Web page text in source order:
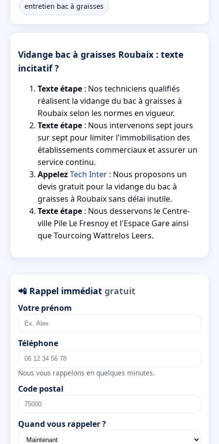
entretien bac à graisses
Vidange bac à graisses Roubaix : texte
incitatif ?
Texte étape : Nos techniciens qualifiés
réalisent la vidange du bac à graisses à
Roubaix selon les normes en vigueur.
Texte étape : Nous intervenons sept jours
sur sept pour limiter l'immobilisation des
établissements commerciaux et assurer un
service continu.
AppelezTech Inter : Nous proposons un
devis gratuit pour la vidange du bac à
graisses à Roubaix sans délai inutile.
Texte étape : Nous desservons le Centre-
ville Pile Le Fresnoy et l'Espace Gare ainsi
que Tourcoing Wattrelos Leers.
📲 Rappel immédiat gratuit
Votre prénom
Téléphone
Nous vous rappelons en quelques minutes.
Code postal
Quand vous rappeler ?